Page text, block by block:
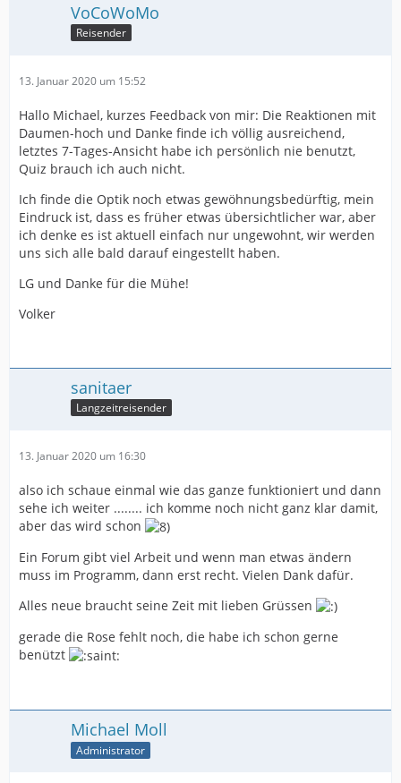
VoCoWoMo
Reisender
13. Januar 2020 um 15:52
Hallo Michael, kurzes Feedback von mir: Die Reaktionen mit
Daumen-hoch und Danke finde ich völlig ausreichend,
letztes 7-Tages-Ansicht habe ich persönlich nie benutzt,
Quiz brauch ich auch nicht.
Ich finde die Optik noch etwas gewöhnungsbedürftig, mein
Eindruck ist, dass es früher etwas übersichtlicher war, aber
ich denke es ist aktuell einfach nur ungewohnt, wir werden
uns sich alle bald darauf eingestellt haben.
LG und Danke für die Mühe!
Volker
sanitaer
Langzeitreisender
13. Januar 2020 um 16:30
also ich schaue einmal wie das ganze funktioniert und dann
sehe ich weiter ........ ich komme noch nicht ganz klar damit,
aber das wird schon
Ein Forum gibt viel Arbeit und wenn man etwas ändern
muss im Programm, dann erst recht. Vielen Dank dafür.
Alles neue braucht seine Zeit mit lieben Grüssen
gerade die Rose fehlt noch, die habe ich schon gerne
benützt
Michael Moll
Administrator